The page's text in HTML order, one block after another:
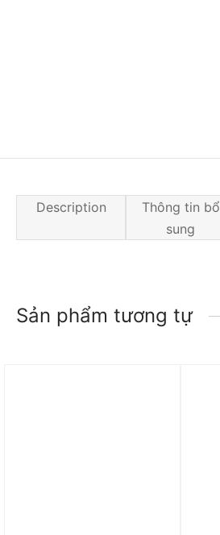
Description
Thông tin bổ
sung
Sản phẩm tương tự